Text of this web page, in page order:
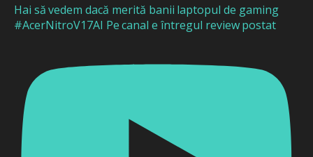
Hai să vedem dacă merită banii laptopul de gaming
#AcerNitroV17AI Pe canal e întregul review postat